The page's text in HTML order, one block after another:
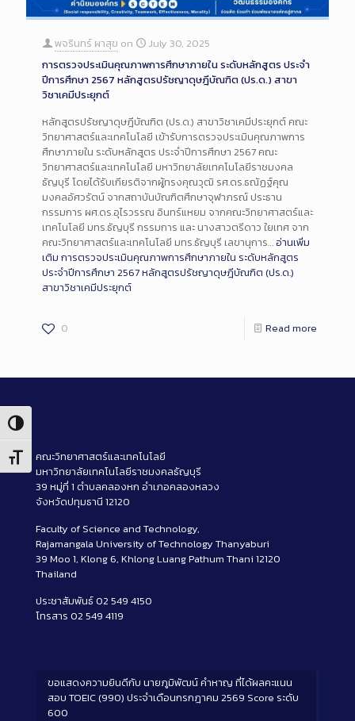
Toggle High Contrast
Toggle Font size
พจรินทร์ ผาสุข on
July 30, 2025
การตรวจประเมินคุณภาพการศึกษาภายใน ระดับหลักสูตร ประจำ
ปีการศึกษา 2567 หลักสูตรปรัชญาดุษฎีบัณฑิต (ปร.ด.) สาขา
วิชาเคมีประยุกต์
หลักสูตรปรัชญาดุษฎีบัณฑิต (ปร.ด.) สาขาวิชาเคมีประยุกต์ คณะ
วิทยาศาสตร์และเทคโนโลยี เข้ารับการตรวจประเมินคุณภาพการ
ศึกษาภายใน ระดับหลักสูตร ประจำปีการศึกษา 2567 คณะ
วิทยาศาสตร์และเทคโนโลยี มหาวิทยาลัยเทคโนโลยีราชมงคล
ธัญบุรี โดยได้รับเกียรติจากผู้ทรงคุณวุฒิ รศ.ดร.ธณัฏฐ์คุณ
มงคลอัศวรัตน์ จากสถาบันบัณฑิตศึกษาจุฬาภรณ์ ประธาน
กรรมการ ผศ.ดร.อุไรวรรณ อินทร์แหยม จากคณะวิทยาศาสตร์และ
เทคโนโลยี มทร.ธัญบุรี กรรมการ และ นางสาวตรีดาว ใยเทศ จาก
คณะวิทยาศาสตร์และเทคโนโลยี มทร.ธัญบุรี เลขานุการ…อ่านเพิ่ม
เติม การตรวจประเมินคุณภาพการศึกษาภายใน ระดับหลักสูตร
ประจำปีการศึกษา 2567 หลักสูตรปรัชญาดุษฎีบัณฑิต (ปร.ด.)
สาขาวิชาเคมีประยุกต์
0 Read more
คณะวิทยาศาสตร์และเทคโนโลยี
มหาวิทยาลัยเทคโนโลยีราชมงคลธัญบุรี
39 หมู่ที่ 1 ตำบลคลองหก อำเภอคลองหลวง
จังหวัดปทุมธานี 12120
Faculty of Science and Technology,
Rajamangala University of Technology Thanyaburi
39 Moo 1, Klong 6, Khlong Luang Pathum Thani 12120
Thailand
ประชาสัมพันธ์ 02 549 4150
โทรสาร 02 549 4119
ขอแสดงความยินดีกับ นายภูมิพัฒน์ คำหาญ ที่ได้ผลคะแนน
สอบ TOEIC (990) ประจำเดือนกรกฎาคม 2569 Score ระดับ
600